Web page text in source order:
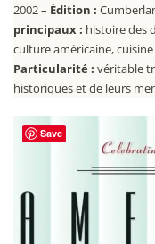
2002 – Édition :
principaux : histoire des
culture américaine,
Particularité : véritable
historiques et de leurs
Save